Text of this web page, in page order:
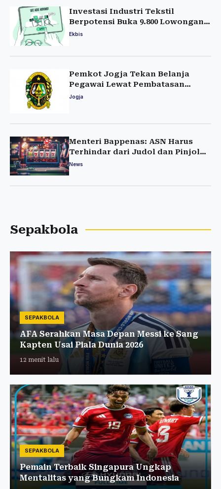
Investasi Industri Tekstil
Berpotensi Buka 9.800 Lowongan
Kerja
Ekbis
Pemkot Jogja Tekan Belanja
Pegawai Lewat Pembatasan
Rekrutmen
Jogja
Menteri Bappenas: ASN Harus
Terhindar dari Judol dan Pinjol
Ilegal
News
Sepakbola
SEPAKBOLA
AFA Serahkan Masa Depan Messi ke Sang
Kapten Usai Piala Dunia 2026
12 menit lalu
SEPAKBOLA
Pemain Terbaik Singapura Ungkap
Mentalitas yang Bungkam Indonesia